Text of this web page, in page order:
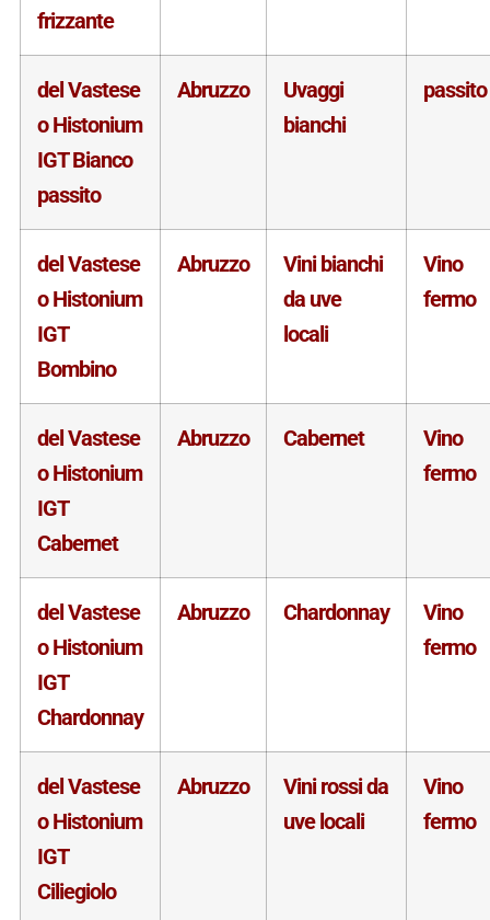
frizzante
del Vastese
o Histonium
IGT Bianco
passito
Abruzzo
Uvaggi
bianchi
passito
del Vastese
o Histonium
IGT
Bombino
Abruzzo
Vini bianchi
da uve
locali
Vino
fermo
del Vastese
o Histonium
IGT
Cabernet
Abruzzo Cabernet
Vino
fermo
del Vastese
o Histonium
IGT
Chardonnay
Abruzzo Chardonnay
Vino
fermo
del Vastese
o Histonium
IGT
Ciliegiolo
Abruzzo
Vini rossi da
uve locali
Vino
fermo